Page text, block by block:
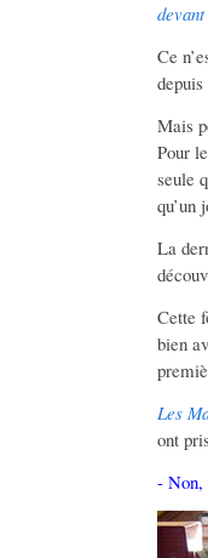
Ce
Mais
Pour
seule
qu’un
La
Cette
bien
Les
ont
- Non,